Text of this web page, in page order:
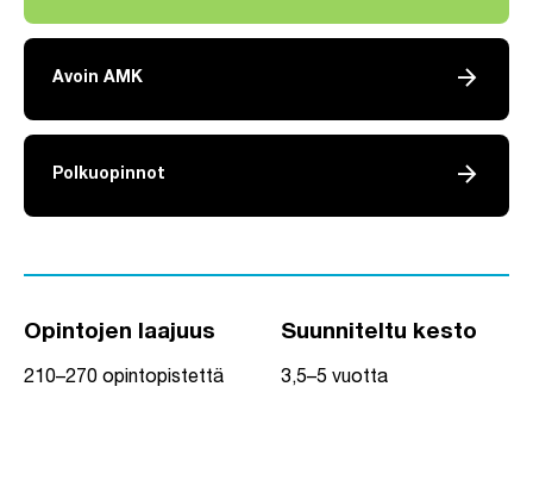
Avoin AMK arrow_forward
Polkuopinnot arrow_forward
Opintojen laajuus
210–270 opintopistettä
Suunniteltu kesto
3,5–5 vuotta